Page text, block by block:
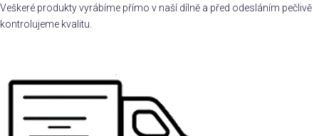
Veškeré produkty vyrábíme přímo v naší dílně a před odesláním pečlivě
kontrolujeme kvalitu.